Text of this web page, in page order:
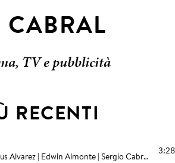
CABRAL
TV e pubblicità
RECENTI
Hector Jesus Alvarez | Edwin Almonte | Sergio Cabral 3:28